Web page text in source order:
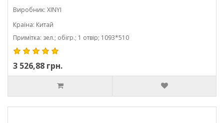
Виробник: XINYI
Країна: Китай
Примітка: зел.; обігр.; 1 отвір; 1093*510
3 526,88 грн.